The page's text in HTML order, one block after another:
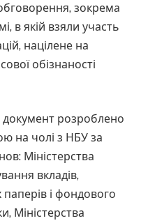
зокрема
в якій взяли участь
націлене на
обізнаності
документ розроблено
на чолі з НБУ за
Міністерства
вкладів,
паперів і фондового
Міністерства